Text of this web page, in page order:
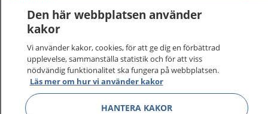
Kontakt
Behandling av personuppgifter
Hantering av kakor
Den här webbplatsen använder
kakor
Vi använder kakor, cookies, för att ge dig en förbättrad
upplevelse, sammanställa statistik och för att viss
nödvändig funktionalitet ska fungera på webbplatsen.
Läs mer om hur vi använder kakor
HANTERA KAKOR